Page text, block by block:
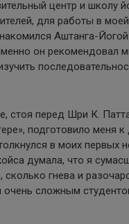
центр и школу
для работы в
Аштанга-
он рекомендовал
стоя перед Шри К.
подготовило меня
в моих первых
думала, что я
гнева и
очень сложным